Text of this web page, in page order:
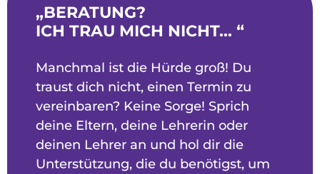
„BERATUNG?
ICH TRAU MICH NICHT... “
Manchmal ist die Hürde groß! Du
traust dich nicht, einen Termin zu
vereinbaren? Keine Sorge! Sprich
deine Eltern, deine Lehrerin oder
deinen Lehrer an und hol dir die
Unterstützung, die du benötigst, um